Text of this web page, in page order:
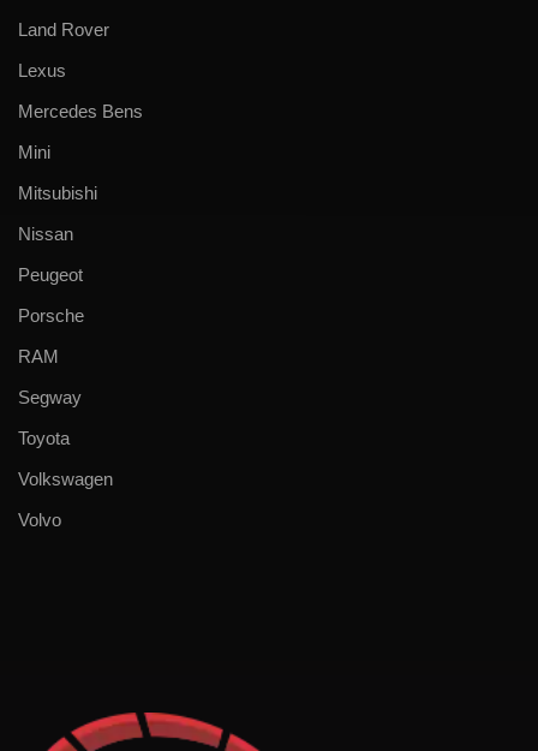
Land Rover
Lexus
Mercedes Bens
Mini
Mitsubishi
Nissan
Peugeot
Porsche
RAM
Segway
Toyota
Volkswagen
Volvo